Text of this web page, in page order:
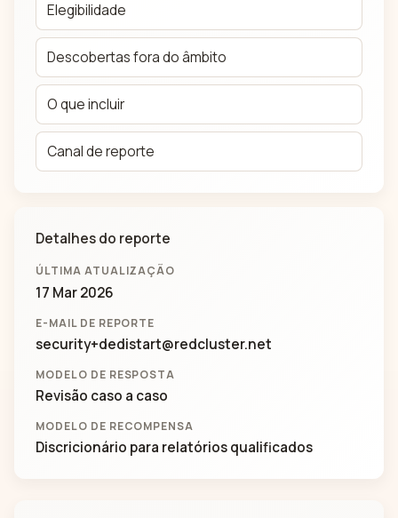
Elegibilidade
Descobertas fora do âmbito
O que incluir
Canal de reporte
Detalhes do reporte
ÚLTIMA ATUALIZAÇÃO
17 Mar 2026
E-MAIL DE REPORTE
security+dedistart@redcluster.net
MODELO DE RESPOSTA
Revisão caso a caso
MODELO DE RECOMPENSA
Discricionário para relatórios qualificados